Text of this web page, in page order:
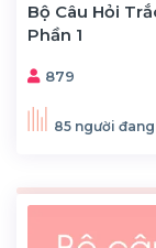
Bộ Câu Hỏi
Phần 1
879
85 người